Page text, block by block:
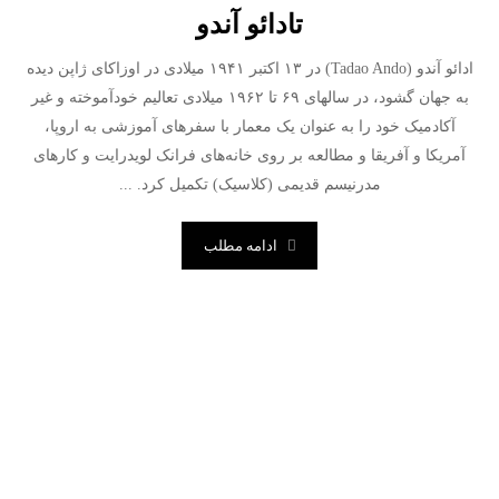
تادائو آندو
ادائو آندو (Tadao Ando) در ۱۳ اکتبر ۱۹۴۱ میلادی در اوزاکای ژاپن دیده
به جهان گشود، در سالهای ۶۹ تا ۱۹۶۲ میلادی تعالیم خود‌آموخته و غیر
آکادمیک خود را به عنوان یک معمار با سفرهای آموزشی به اروپا،
آمریکا و آفریقا و مطالعه بر روی خانه‌های فرانک لویدرایت و کارهای
مدرنیسم قدیمی (کلاسیک) تکمیل کرد. ...
ادامه مطلب